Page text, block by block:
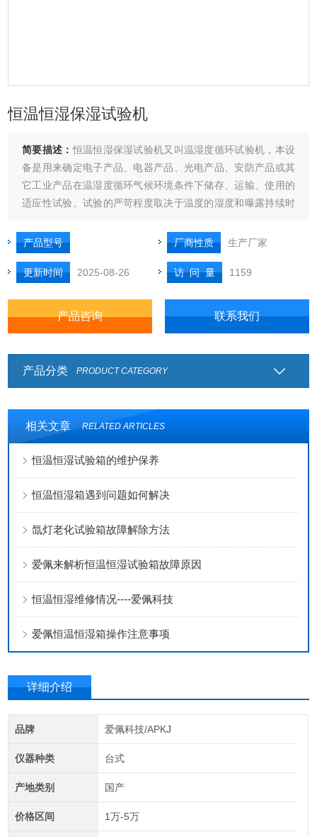
恒温恒湿保湿试验机
简要描述：恒温恒湿保湿试验机又叫温湿度循环试验机，本设
备是用来确定电子产品、电器产品、光电产品、安防产品或其
它工业产品在温湿度循环气候环境条件下储存、运输、使用的
适应性试验。试验的严苛程度取决于温度的湿度和曝露持续时
产品型号
厂商性质 生产厂家
更新时间 2025-08-26 访 问 量 1159
产品咨询 联系我们
产品分类 PRODUCT CATEGORY
相关文章 RELATED ARTICLES
恒温恒湿试验箱的维护保养
恒温恒湿箱遇到问题如何解决
氙灯老化试验箱故障解除方法
爱佩来解析恒温恒湿试验箱故障原因
恒温恒湿维修情况----爱佩科技
爱佩恒温恒湿箱操作注意事项
详细介绍
品牌 爱佩科技/APKJ
仪器种类 台式
产地类别 国产
价格区间 1万-5万